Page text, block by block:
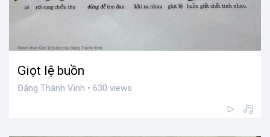
Giọt lệ buồn
Đặng Thành Vinh • 630 views